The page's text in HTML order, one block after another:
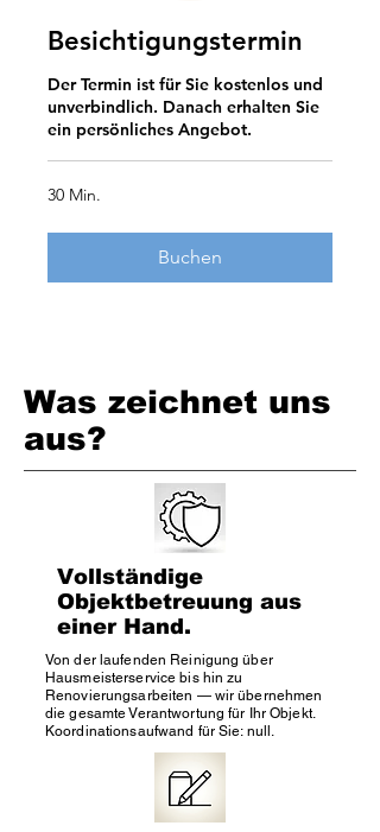
Besichtigungstermin
Der Termin ist für Sie kostenlos und
unverbindlich. Danach erhalten Sie
ein persönliches Angebot.
30 Min.
Buchen
Was zeichnet uns
aus?
Vollständige
Objektbetreuung aus
einer Hand.
Von der laufenden Reinigung über
Hausmeisterservice bis hin zu
Renovierungsarbeiten — wir übernehmen
die gesamte Verantwortung für Ihr Objekt.
Koordinationsaufwand für Sie: null.